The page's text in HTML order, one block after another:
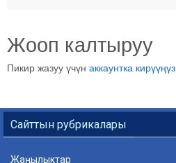
Жооп калтыруу
Пикир жазуу үчүн аккаунтка кирүүңүз
Сайттын рубрикалары
Жаңылыктар